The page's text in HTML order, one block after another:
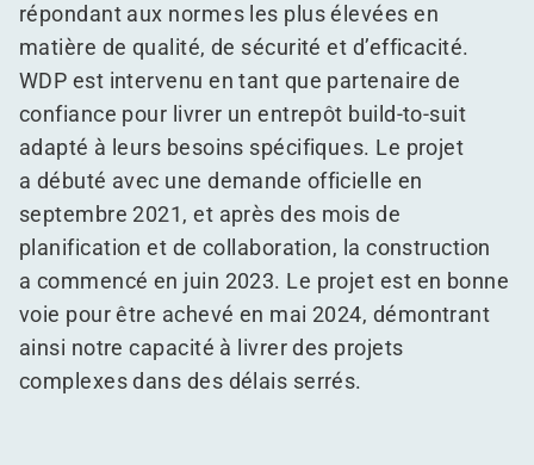
répondant aux normes les plus élevées en
matière de qualité, de sécurité et d’efficacité.
WDP est intervenu en tant que partenaire de
confiance pour livrer un entrepôt build-to-suit
adapté à leurs besoins spécifiques. Le projet
a débuté avec une demande officielle en
septembre 2021, et après des mois de
planification et de collaboration, la construction
a commencé en juin 2023. Le projet est en bonne
voie pour être achevé en mai 2024, démontrant
ainsi notre capacité à livrer des projets
complexes dans des délais serrés.